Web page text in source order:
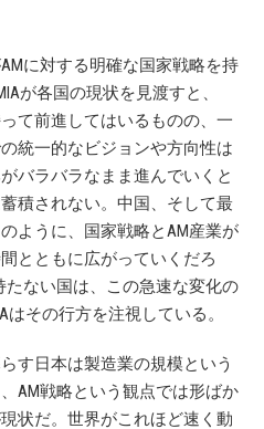
に対する明確な国家戦略を持
が各国の現状を見渡すと、
て前進してはいるものの、一
統一的なビジョンや方向性は
バラバラなまま進んでいくと
積されない。中国、そして最
ように、国家戦略とAM産業が
とともに広がっていくだろ
たない国は、この急速な変化の
その行方を注視している。
す日本は製造業の規模という
AM戦略という観点では形ばか
状だ。世界がこれほど速く動